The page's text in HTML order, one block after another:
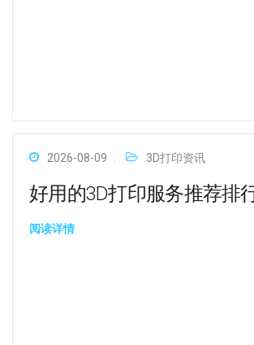
2026-08-09 3D打印资讯
好用的3D打印服务推荐排
阅读详情